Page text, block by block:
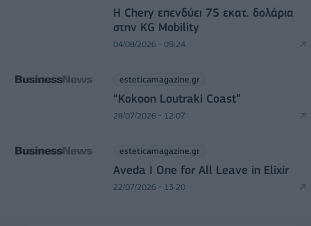
Η Chery επενδύει 75 εκατ. δολάρια
στην KG Mobility
04/08/2026 - 09:24
esteticamagazine.gr
“Kokoon Loutraki Coast”
28/07/2026 - 12:07
esteticamagazine.gr
Aveda I One for All Leave in Elixir
22/07/2026 - 13:20